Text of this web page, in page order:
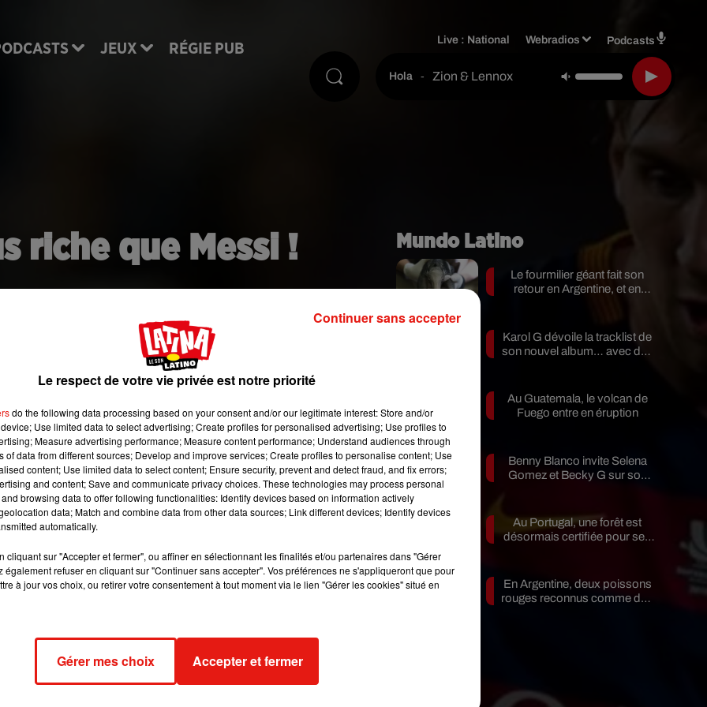
JEUX RÉGIE PUB
Live : National Webradios Podcasts
Hola - Zion & Lennox
riche que Messi !
au monde vient de tomber. Et c'est lÈattaquant
pour le joueur argentin qui arrive en 3ème
choisiCristiano Ronaldoqui est donc le sportif le mieux payé de
à la tête. Précisons que toutes les sommes ci-dessous sont en
dollars.
35 millions de l’attaquant du Real Madrid lui permettent de
Cleveland. Mais surtout, Ronaldo passe devant son rival de
Le tennisman suisse Roger Federer, aidé par des revenus
Kevin Durant, vedette des Warriors aux gains combinés de
golfeur, longtemps en tête de ce classement semble avoir un
Avec son salaire et ses contrats publicitaires il atteint quand
qu’aucun joueur de hockey ne figure dans cette liste de 100
taille une bonne place, au 89e rang avec 22 millions de revenus.
les doigts, il ferait fondre la glace !
Roland Garros , notons que l’américaine Serena Williams
cette liste, en 51e position avec 27 millions de gains. C’est
de sa sœur Venus mais en apprenant cette nouvelle, il se
Mundo Latino
Le fourmilier géant fait son
retour en Argentine, et en
Karol G dévoile la tracklist de
son nouvel album… avec des
Au Guatemala, le volcan de
Fuego entre en éruption
Benny Blanco invite Selena
Gomez et Becky G sur son
Au Portugal, une forêt est
désormais certifiée pour ses
En Argentine, deux poissons
rouges reconnus comme des
Le respect de votre vie privée est notre priorité
do the following data processing based on your consent and/or our legitimate interest: Store and/or
Use limited data to select advertising; Create profiles for personalised advertising; Use profiles to
Measure advertising performance; Measure content performance; Understand audiences through
of data from different sources; Develop and improve services; Create profiles to personalise content; Use
content; Use limited data to select content; Ensure security, prevent and detect fraud, and fix errors;
and content; Save and communicate privacy choices. These technologies may process personal
browsing data to offer following functionalities: Identify devices based on information actively
data; Match and combine data from other data sources; Link different devices; Identify devices
automatically.
cliquant sur "Accepter et fermer", ou affiner en sélectionnant les finalités et/ou partenaires dans "Gérer
également refuser en cliquant sur "Continuer sans accepter". Vos préférences ne s'appliqueront que pour
à jour vos choix, ou retirer votre consentement à tout moment via le lien "Gérer les cookies" situé en
Gérer mes choix Accepter et fermer
Continuer sans accepter